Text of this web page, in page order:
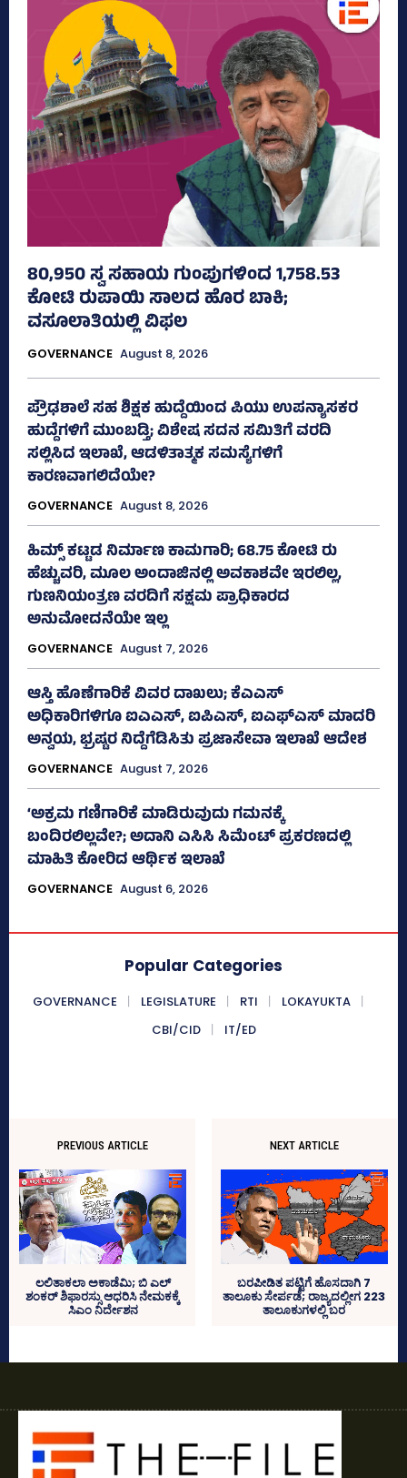
80,950 ಸ್ವ ಸಹಾಯ ಗುಂಪುಗಳಿಂದ 1,758.53
ಕೋಟಿ ರುಪಾಯಿ ಸಾಲದ ಹೊರ ಬಾಕಿ;
ವಸೂಲಾತಿಯಲ್ಲಿ ವಿಫಲ
GOVERNANCE August 8, 2026
ಪ್ರೌಢಶಾಲೆ ಸಹ ಶಿಕ್ಷಕ ಹುದ್ದೆಯಿಂದ ಪಿಯು ಉಪನ್ಯಾಸಕರ
ಹುದ್ದೆಗಳಿಗೆ ಮುಂಬಡ್ತಿ; ವಿಶೇಷ ಸದನ ಸಮಿತಿಗೆ ವರದಿ
ಸಲ್ಲಿಸಿದ ಇಲಾಖೆ, ಆಡಳಿತಾತ್ಮಕ ಸಮಸ್ಯೆಗಳಿಗೆ
ಕಾರಣವಾಗಲಿದೆಯೇ?
GOVERNANCE August 8, 2026
ಹಿಮ್ಸ್‌ ಕಟ್ಟಡ ನಿರ್ಮಾಣ ಕಾಮಗಾರಿ; 68.75 ಕೋಟಿ ರು
ಹೆಚ್ಚುವರಿ, ಮೂಲ ಅಂದಾಜಿನಲ್ಲಿ ಅವಕಾಶವೇ ಇರಲಿಲ್ಲ,
ಗುಣನಿಯಂತ್ರಣ ವರದಿಗೆ ಸಕ್ಷಮ ಪ್ರಾಧಿಕಾರದ
ಅನುಮೋದನೆಯೇ ಇಲ್ಲ
GOVERNANCE August 7, 2026
ಆಸ್ತಿ ಹೊಣೆಗಾರಿಕೆ ವಿವರ ದಾಖಲು; ಕೆಎಎಸ್
ಅಧಿಕಾರಿಗಳಿಗೂ ಐಎಎಸ್‌, ಐಪಿಎಸ್‌, ಐಎಫ್‌ಎಸ್‌ ಮಾದರಿ
ಅನ್ವಯ, ಭ್ರಷ್ಟರ ನಿದ್ದೆಗೆಡಿಸಿತು ಪ್ರಜಾಸೇವಾ ಇಲಾಖೆ ಆದೇಶ
GOVERNANCE August 7, 2026
‘ಅಕ್ರಮ ಗಣಿಗಾರಿಕೆ ಮಾಡಿರುವುದು ಗಮನಕ್ಕೆ
ಬಂದಿರಲಿಲ್ಲವೇ?; ಅದಾನಿ ಎಸಿಸಿ ಸಿಮೆಂಟ್ ಪ್ರಕರಣದಲ್ಲಿ
ಮಾಹಿತಿ ಕೋರಿದ ಆರ್ಥಿಕ ಇಲಾಖೆ
GOVERNANCE August 6, 2026
Popular Categories
GOVERNANCE LEGISLATURE RTI
LOKAYUKTA
CBI/CID
IT/ED
PREVIOUS ARTICLE
ಲಲಿತಾಕಲಾ ಅಕಾಡೆಮಿ; ಬಿ ಎಲ್‌
ಶಂಕರ್‍‌ ಶಿಫಾರಸ್ಸು ಆಧರಿಸಿ ನೇಮಕಕ್ಕೆ
ಸಿಎಂ ನಿರ್ದೇಶನ
NEXT ARTICLE
ಬರಪೀಡಿತ ಪಟ್ಟಿಗೆ ಹೊಸದಾಗಿ 7
ತಾಲೂಕು ಸೇರ್ಪಡೆ; ರಾಜ್ಯದಲ್ಲೀಗ 223
ತಾಲೂಕುಗಳಲ್ಲಿ ಬರ